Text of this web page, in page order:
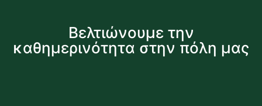
Βελτιώνουμε την
καθημερινότητα στην πόλη μας